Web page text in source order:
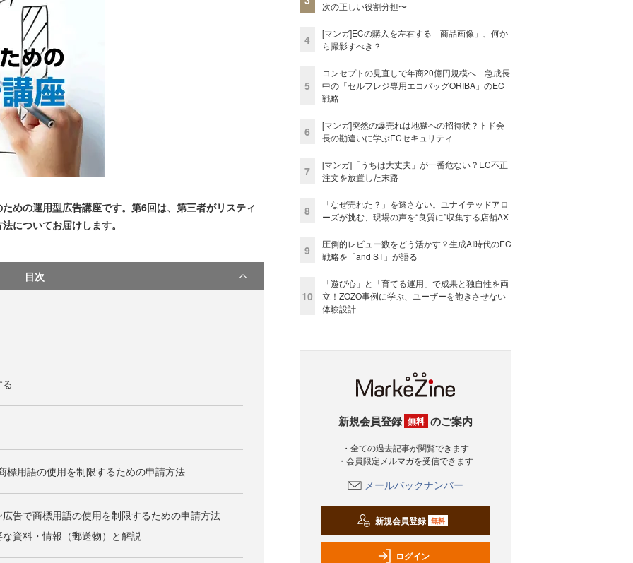
の運用型広告講座です。第6回は、第三者がリスティ
についてお届けします。
目次
標用語の使用を制限するための申請方法
告で商標用語の使用を制限するための申請方法
資料・情報（郵送物）と解説
次の正しい役割分担〜
4
[マンガ]ECの購入を左右する「商品画像」、何か
ら撮影すべき？
5
コンセプトの見直しで年商20億円規模へ 急成長
中の「セルフレジ専用エコバッグORIBA」のEC
戦略
6
[マンガ]突然の爆売れは地獄への招待状？トド会
長の勘違いに学ぶECセキュリティ
7
[マンガ]「うちは大丈夫」が一番危ない？EC不正
注文を放置した末路
8
「なぜ売れた？」を逃さない。ユナイテッドアロ
ーズが挑む、現場の声を“良質に”収集する店舗AX
9
圧倒的レビュー数をどう活かす？生成AI時代のEC
戦略を「and ST」が語る
10
「遊び心」と「育てる運用」で成果と独自性を両
立！ZOZO事例に学ぶ、ユーザーを飽きさせない
体験設計
新規会員登録 無料 のご案内
・全ての過去記事が閲覧できます
・会員限定メルマガを受信できます
メールバックナンバー
新規会員登録 無料
ログイン